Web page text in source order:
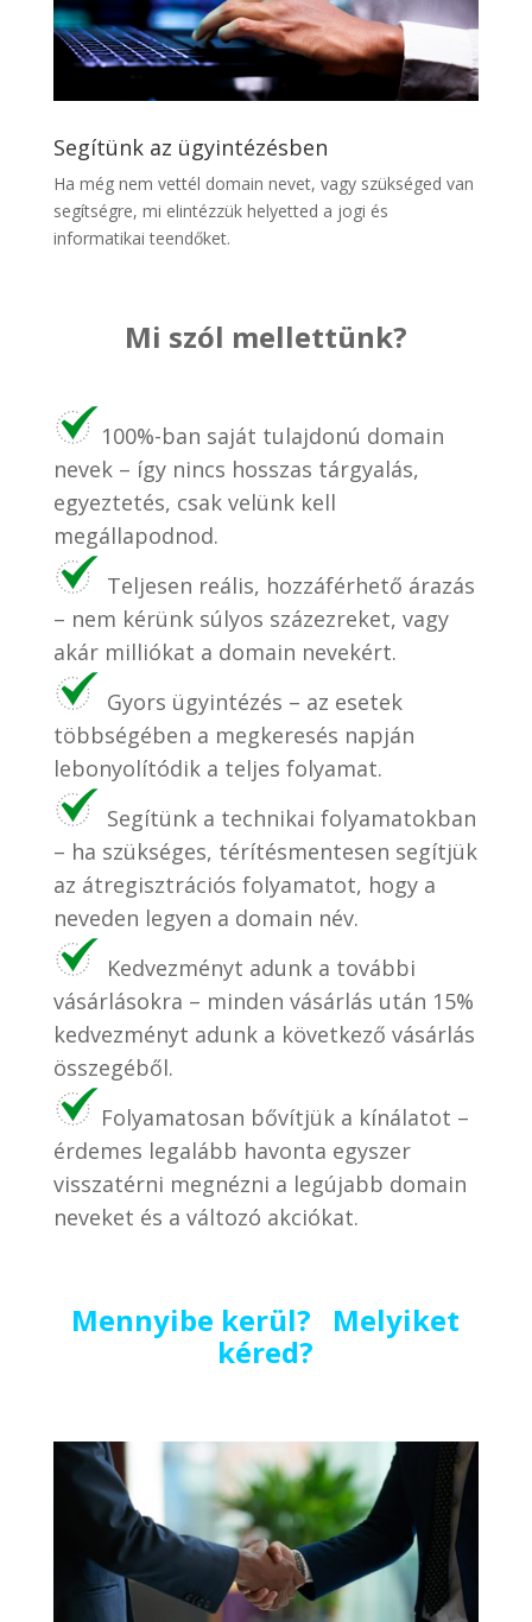
Segítünk az ügyintézésben
Ha még nem vettél domain nevet, vagy szükséged van
segítségre, mi elintézzük helyetted a jogi és
informatikai teendőket.
Mi szól mellettünk?
100%-ban saját tulajdonú domain
nevek – így nincs hosszas tárgyalás,
egyeztetés, csak velünk kell
megállapodnod.
Teljesen reális, hozzáférhető árazás
– nem kérünk súlyos százezreket, vagy
akár milliókat a domain nevekért.
Gyors ügyintézés – az esetek
többségében a megkeresés napján
lebonyolítódik a teljes folyamat.
Segítünk a technikai folyamatokban
– ha szükséges, térítésmentesen segítjük
az átregisztrációs folyamatot, hogy a
neveden legyen a domain név.
Kedvezményt adunk a további
vásárlásokra – minden vásárlás után 15%
kedvezményt adunk a következő vásárlás
összegéből.
Folyamatosan bővítjük a kínálatot –
érdemes legalább havonta egyszer
visszatérni megnézni a legújabb domain
neveket és a változó akciókat.
Mennyibe kerül? Melyiket
kéred?